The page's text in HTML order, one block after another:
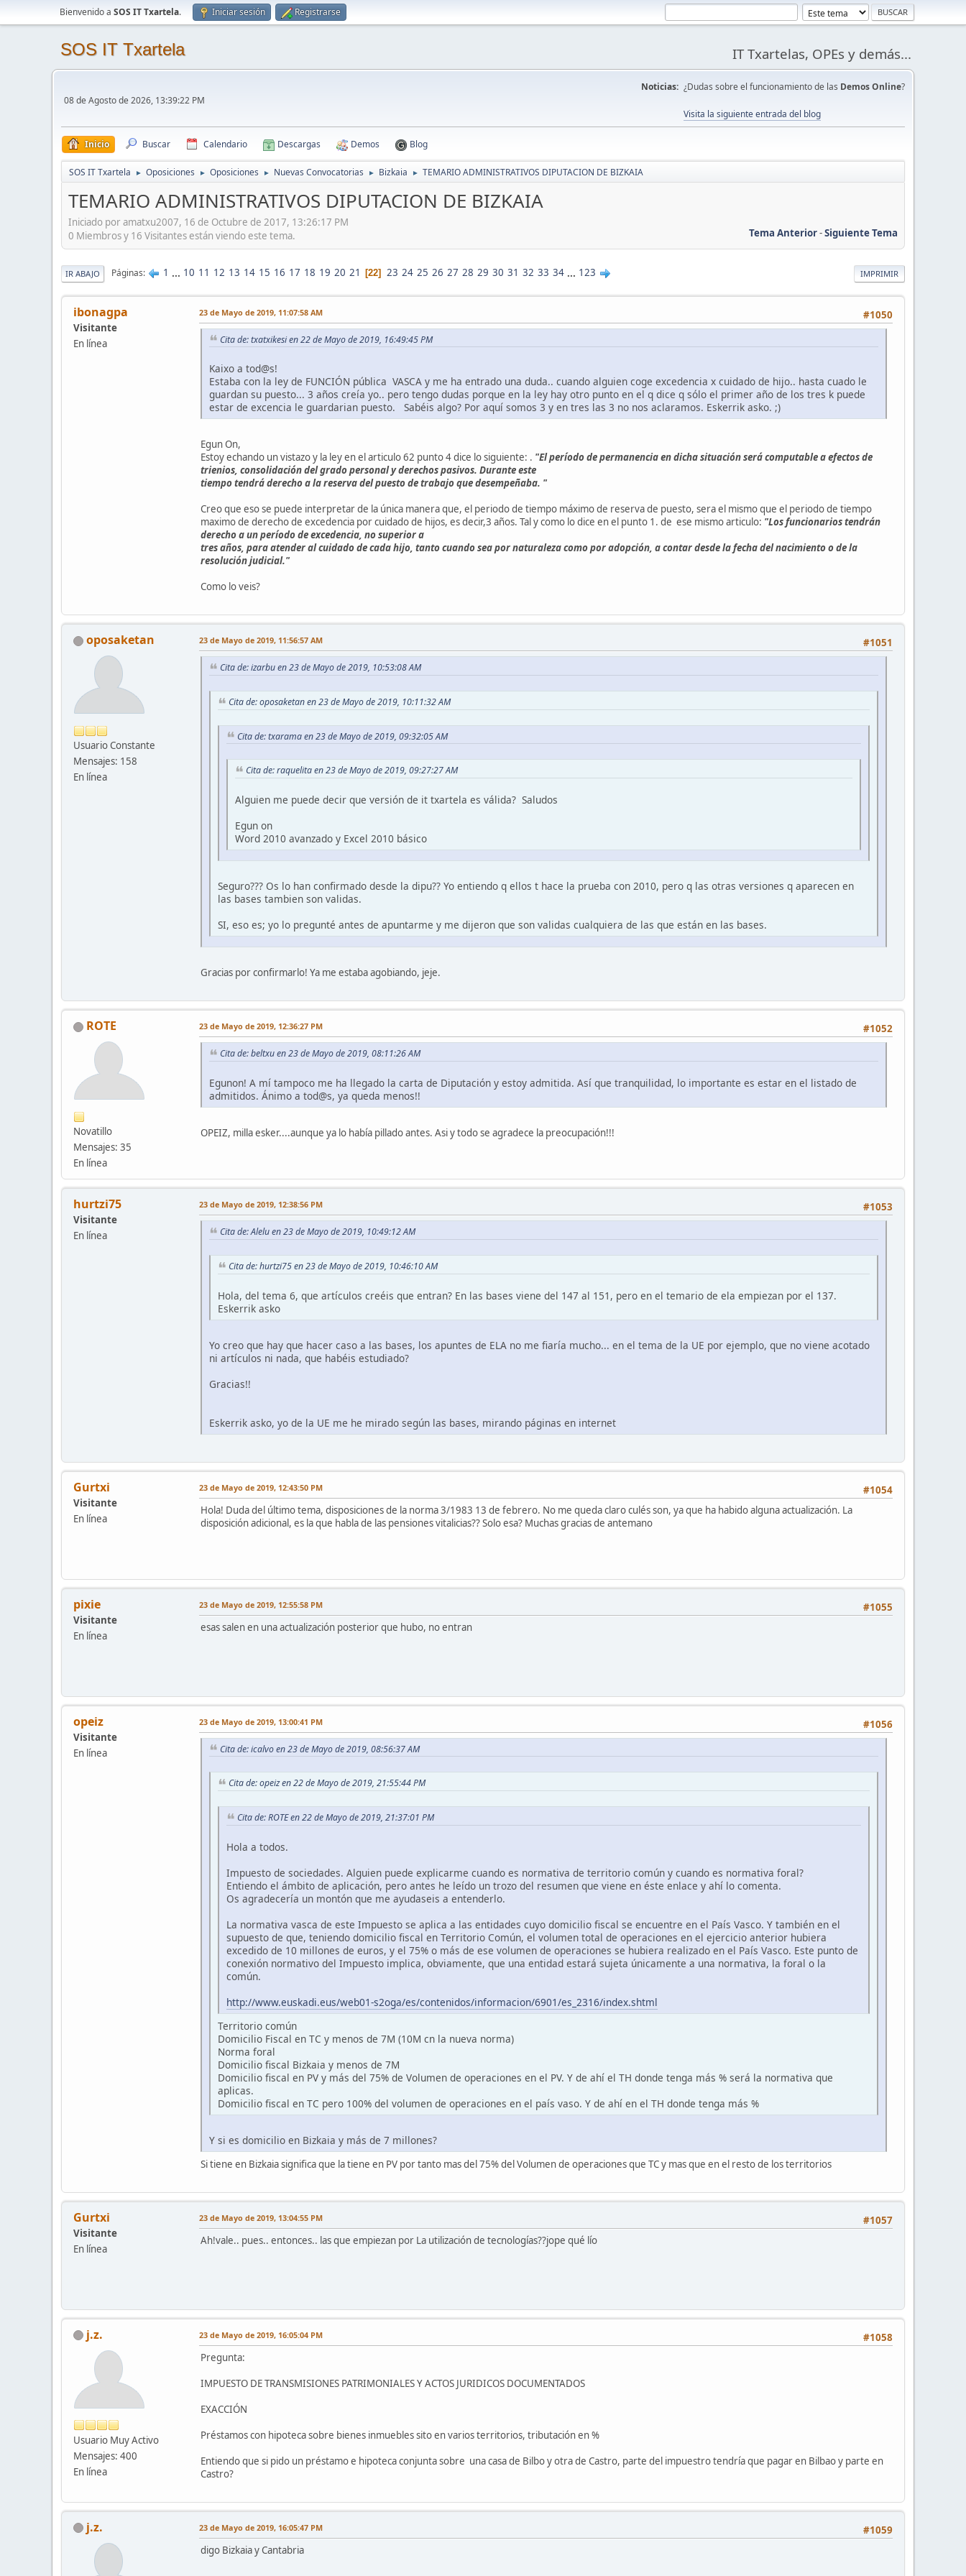
Bienvenido a SOS IT Txartela. Iniciar sesión Registrarse
SOS IT Txartela IT Txartelas, OPEs y demás...
08 de Agosto de 2026, 13:39:22 PM
Noticias: ¿Dudas sobre el funcionamiento de las Demos Online?
Visita la siguiente entrada del blog
Inicio Buscar Calendario Descargas Demos Blog
SOS IT Txartela ► Oposiciones ► Oposiciones ► Nuevas Convocatorias ► Bizkaia ► TEMARIO ADMINISTRATIVOS DIPUTACION DE BIZKAIA
TEMARIO ADMINISTRATIVOS DIPUTACION DE BIZKAIA
Iniciado por amatxu2007, 16 de Octubre de 2017, 13:26:17 PM
Tema Anterior-Siguiente Tema
0 Miembros y 16 Visitantes están viendo este tema.
IMPRIMIR
IR ABAJO Páginas 1 ... 10 11 12 13 14 15 16 17 18 19 20 21 22 23 24 25 26 27 28 29 30 31 32 33 34 ... 123
ibonagpa
Visitante
En línea
#1050
23 de Mayo de 2019, 11:07:58 AM
Cita de: txatxikesi en 22 de Mayo de 2019, 16:49:45 PM
Kaixo a tod@s!
Estaba con la ley de FUNCIÓN pública VASCA y me ha entrado una duda.. cuando alguien coge excedencia x cuidado de hijo.. hasta cuado le
guardan su puesto... 3 años creía yo.. pero tengo dudas porque en la ley hay otro punto en el q dice q sólo el primer año de los tres k puede
estar de excencia le guardarian puesto. Sabéis algo? Por aquí somos 3 y en tres las 3 no nos aclaramos. Eskerrik asko. ;)
Egun On,
Estoy echando un vistazo y la ley en el articulo 62 punto 4 dice lo siguiente: . "El período de permanencia en dicha situación será computable a efectos de
trienios, consolidación del grado personal y derechos pasivos. Durante este
tiempo tendrá derecho a la reserva del puesto de trabajo que desempeñaba. "
Creo que eso se puede interpretar de la única manera que, el periodo de tiempo máximo de reserva de puesto, sera el mismo que el periodo de tiempo
maximo de derecho de excedencia por cuidado de hijos, es decir,3 años. Tal y como lo dice en el punto 1. de ese mismo articulo: "Los funcionarios tendrán
derecho a un período de excedencia, no superior a
tres años, para atender al cuidado de cada hijo, tanto cuando sea por naturaleza como por adopción, a contar desde la fecha del nacimiento o de la
resolución judicial."
Como lo veis?
oposaketan
Usuario Constante
Mensajes: 158
En línea
#1051
23 de Mayo de 2019, 11:56:57 AM
Cita de: izarbu en 23 de Mayo de 2019, 10:53:08 AM
Cita de: oposaketan en 23 de Mayo de 2019, 10:11:32 AM
Cita de: txarama en 23 de Mayo de 2019, 09:32:05 AM
Cita de: raquelita en 23 de Mayo de 2019, 09:27:27 AM
Alguien me puede decir que versión de it txartela es válida? Saludos
Egun on
Word 2010 avanzado y Excel 2010 básico
Seguro??? Os lo han confirmado desde la dipu?? Yo entiendo q ellos t hace la prueba con 2010, pero q las otras versiones q aparecen en
las bases tambien son validas.
SI, eso es; yo lo pregunté antes de apuntarme y me dijeron que son validas cualquiera de las que están en las bases.
Gracias por confirmarlo! Ya me estaba agobiando, jeje.
ROTE
Novatillo
Mensajes: 35
En línea
#1052
23 de Mayo de 2019, 12:36:27 PM
Cita de: beltxu en 23 de Mayo de 2019, 08:11:26 AM
Egunon! A mí tampoco me ha llegado la carta de Diputación y estoy admitida. Así que tranquilidad, lo importante es estar en el listado de
admitidos. Ánimo a tod@s, ya queda menos!!
OPEIZ, milla esker....aunque ya lo había pillado antes. Asi y todo se agradece la preocupación!!!
hurtzi75
Visitante
En línea
#1053
23 de Mayo de 2019, 12:38:56 PM
Cita de: Alelu en 23 de Mayo de 2019, 10:49:12 AM
Cita de: hurtzi75 en 23 de Mayo de 2019, 10:46:10 AM
Hola, del tema 6, que artículos creéis que entran? En las bases viene del 147 al 151, pero en el temario de ela empiezan por el 137.
Eskerrik asko
Yo creo que hay que hacer caso a las bases, los apuntes de ELA no me fiaría mucho... en el tema de la UE por ejemplo, que no viene acotado
ni artículos ni nada, que habéis estudiado?
Gracias!!
Eskerrik asko, yo de la UE me he mirado según las bases, mirando páginas en internet
Gurtxi
Visitante
En línea
#1054
23 de Mayo de 2019, 12:43:50 PM
Hola! Duda del último tema, disposiciones de la norma 3/1983 13 de febrero. No me queda claro culés son, ya que ha habido alguna actualización. La
disposición adicional, es la que habla de las pensiones vitalicias?? Solo esa? Muchas gracias de antemano
pixie
Visitante
En línea
#1055
23 de Mayo de 2019, 12:55:58 PM
esas salen en una actualización posterior que hubo, no entran
opeiz
Visitante
En línea
#1056
23 de Mayo de 2019, 13:00:41 PM
Cita de: icalvo en 23 de Mayo de 2019, 08:56:37 AM
Cita de: opeiz en 22 de Mayo de 2019, 21:55:44 PM
Cita de: ROTE en 22 de Mayo de 2019, 21:37:01 PM
Hola a todos.
Impuesto de sociedades. Alguien puede explicarme cuando es normativa de territorio común y cuando es normativa foral?
Entiendo el ámbito de aplicación, pero antes he leído un trozo del resumen que viene en éste enlace y ahí lo comenta.
Os agradecería un montón que me ayudaseis a entenderlo.
La normativa vasca de este Impuesto se aplica a las entidades cuyo domicilio fiscal se encuentre en el País Vasco. Y también en el
supuesto de que, teniendo domicilio fiscal en Territorio Común, el volumen total de operaciones en el ejercicio anterior hubiera
excedido de 10 millones de euros, y el 75% o más de ese volumen de operaciones se hubiera realizado en el País Vasco. Este punto de
conexión normativo del Impuesto implica, obviamente, que una entidad estará sujeta únicamente a una normativa, la foral o la
común.
http://www.euskadi.eus/web01-s2oga/es/contenidos/informacion/6901/es_2316/index.shtml
Territorio común
Domicilio Fiscal en TC y menos de 7M (10M cn la nueva norma)
Norma foral
Domicilio fiscal Bizkaia y menos de 7M
Domicilio fiscal en PV y más del 75% de Volumen de operaciones en el PV. Y de ahí el TH donde tenga más % será la normativa que
aplicas.
Domicilio fiscal en TC pero 100% del volumen de operaciones en el país vaso. Y de ahí en el TH donde tenga más %
Y si es domicilio en Bizkaia y más de 7 millones?
Si tiene en Bizkaia significa que la tiene en PV por tanto mas del 75% del Volumen de operaciones que TC y mas que en el resto de los territorios
Gurtxi
Visitante
En línea
#1057
23 de Mayo de 2019, 13:04:55 PM
Ah!vale.. pues.. entonces.. las que empiezan por La utilización de tecnologías??jope qué lío
j.z.
Usuario Muy Activo
Mensajes: 400
En línea
#1058
23 de Mayo de 2019, 16:05:04 PM
Pregunta:
IMPUESTO DE TRANSMISIONES PATRIMONIALES Y ACTOS JURIDICOS DOCUMENTADOS
EXACCIÓN
Préstamos con hipoteca sobre bienes inmuebles sito en varios territorios, tributación en %
Entiendo que si pido un préstamo e hipoteca conjunta sobre una casa de Bilbo y otra de Castro, parte del impuestro tendría que pagar en Bilbao y parte en
Castro?
j.z. #1059
23 de Mayo de 2019, 16:05:47 PM
digo Bizkaia y Cantabria